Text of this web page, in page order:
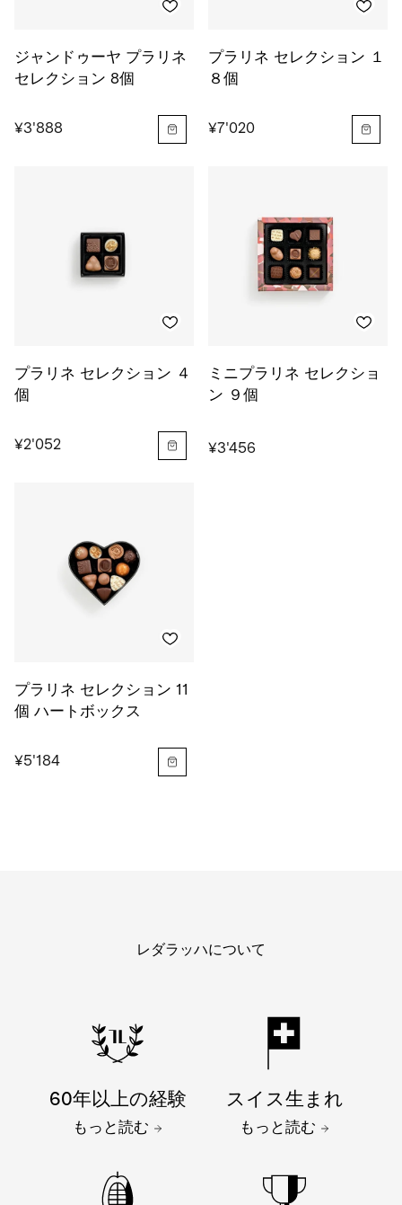
ジャンドゥーヤ プラリネ
セレクション 8個
¥3'888
プラリネ セレクション １
８個
¥7'020
プラリネ セレクション ４
個
¥2'052
ミニプラリネ セレクショ
ン ９個
¥3'456
プラリネ セレクション 11
個 ハートボックス
¥5'184
レダラッハについて
60年以上の経験
もっと読む
スイス生まれ
もっと読む